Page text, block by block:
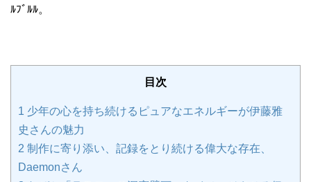
ﾙﾌﾞﾙﾙ。
目次
1 少年の心を持ち続けるピュアなエネルギーが伊藤雅
史さんの魅力
2 制作に寄り添い、記録をとり続ける偉大な存在、
Daemonさん